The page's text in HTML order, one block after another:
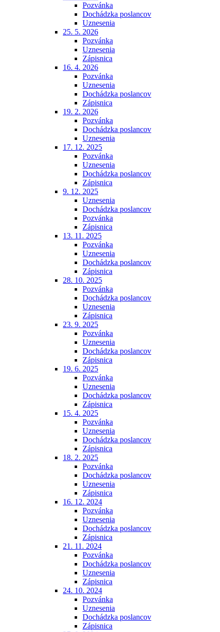
Pozvánka
Dochádzka poslancov
Uznesenia
25. 5. 2026
Pozvánka
Uznesenia
Zápisnica
16. 4. 2026
Pozvánka
Uznesenia
Dochádzka poslancov
Zápisnica
19. 2. 2026
Pozvánka
Dochádzka poslancov
Uznesenia
17. 12. 2025
Pozvánka
Uznesenia
Dochádzka poslancov
Zápisnica
9. 12. 2025
Uznesenia
Dochádzka poslancov
Pozvánka
Zápisnica
13. 11. 2025
Pozvánka
Uznesenia
Dochádzka poslancov
Zápisnica
28. 10. 2025
Pozvánka
Dochádzka poslancov
Uznesenia
Zápisnica
23. 9. 2025
Pozvánka
Uznesenia
Dochádzka poslancov
Zápisnica
19. 6. 2025
Pozvánka
Uznesenia
Dochádzka poslancov
Zápisnica
15. 4. 2025
Pozvánka
Uznesenia
Dochádzka poslancov
Zápisnica
18. 2. 2025
Pozvánka
Dochádzka poslancov
Uznesenia
Zápisnica
16. 12. 2024
Pozvánka
Uznesenia
Dochádzka poslancov
Zápisnica
21. 11. 2024
Pozvánka
Dochádzka poslancov
Uznesenia
Zápisnica
24. 10. 2024
Pozvánka
Uznesenia
Dochádzka poslancov
Zápisnica